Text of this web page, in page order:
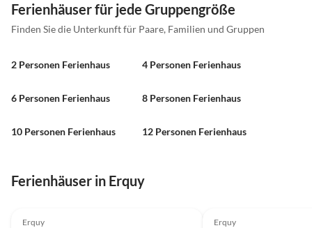
Ferienhäuser für jede Gruppengröße
Finden Sie die Unterkunft für Paare, Familien und Gruppen
2 Personen Ferienhaus 4 Personen Ferienhaus
6 Personen Ferienhaus 8 Personen Ferienhaus
10 Personen Ferienhaus 12 Personen Ferienhaus
Ferienhäuser in Erquy
Erquy Erquy